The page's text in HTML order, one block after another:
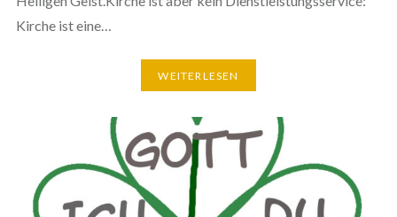
Kirche ist eine…
WEITERLESEN